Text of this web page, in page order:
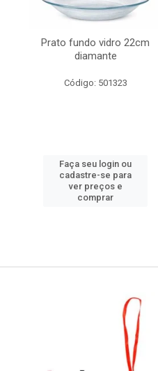
Prato fundo vidro 22cm
diamante
Código: 501323
Faça seu login ou
cadastre-se para
ver preços e
comprar